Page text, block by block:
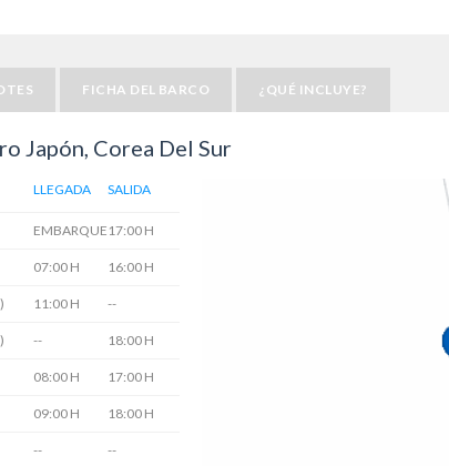
FICHA DEL BARCO ¿QUÉ INCLUYE?
Japón, Corea Del Sur
LLEGADA SALIDA
EMBARQUE 17:00 H
07:00 H 16:00 H
11:00 H --
-- 18:00 H
08:00 H 17:00 H
09:00 H 18:00 H
-- --